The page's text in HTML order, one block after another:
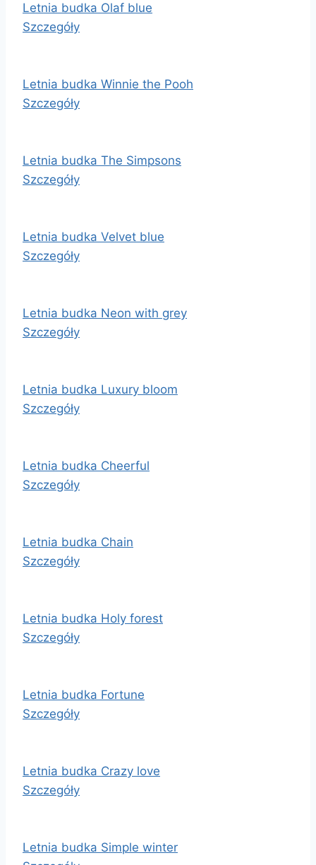
Letnia budka Olaf blue
Szczegóły
Letnia budka Winnie the Pooh
Szczegóły
Letnia budka The Simpsons
Szczegóły
Letnia budka Velvet blue
Szczegóły
Letnia budka Neon with grey
Szczegóły
Letnia budka Luxury bloom
Szczegóły
Letnia budka Cheerful
Szczegóły
Letnia budka Chain
Szczegóły
Letnia budka Holy forest
Szczegóły
Letnia budka Fortune
Szczegóły
Letnia budka Crazy love
Szczegóły
Letnia budka Simple winter